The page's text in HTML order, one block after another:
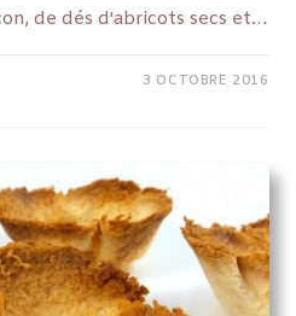
de dés d'abricots secs et…
3 OCTOBRE 2016